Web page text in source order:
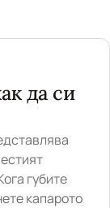
да си
губите
капарото